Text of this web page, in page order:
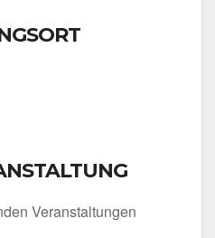
Ver­an­stal­tun­gen